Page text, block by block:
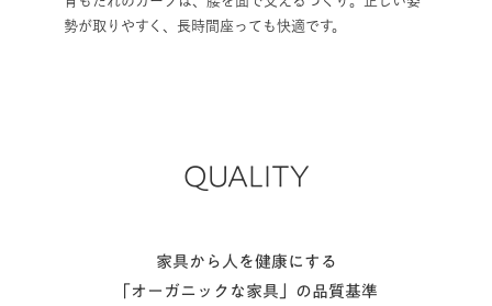
すい位置に設置しました
QUALITY
家具から人を健康にする
「オーガニックな家具」の品質基準